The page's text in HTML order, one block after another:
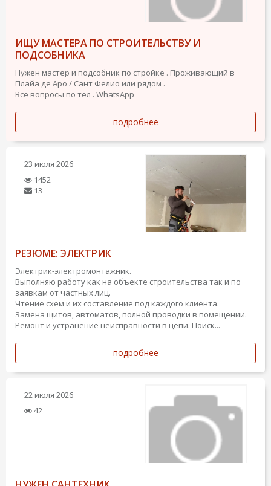
ИЩУ МАСТЕРА ПО СТРОИТЕЛЬСТВУ И
ПОДСОБНИКА
Нужен мастер и подсобник по стройке . Проживающий в
Плайа де Аро / Сант Фелио или рядом .
Все вопросы по тел . WhatsApp
подробнее
23 июля 2026
1452
13
РЕЗЮМЕ: ЭЛЕКТРИК
Электрик-электромонтажник.
Выполняю работу как на объекте строительства так и по
заявкам от частных лиц.
Чтение схем и их составление под каждого клиента.
Замена щитов, автоматов, полной проводки в помещении.
Ремонт и устранение неисправности в цепи. Поиск...
подробнее
22 июля 2026
42